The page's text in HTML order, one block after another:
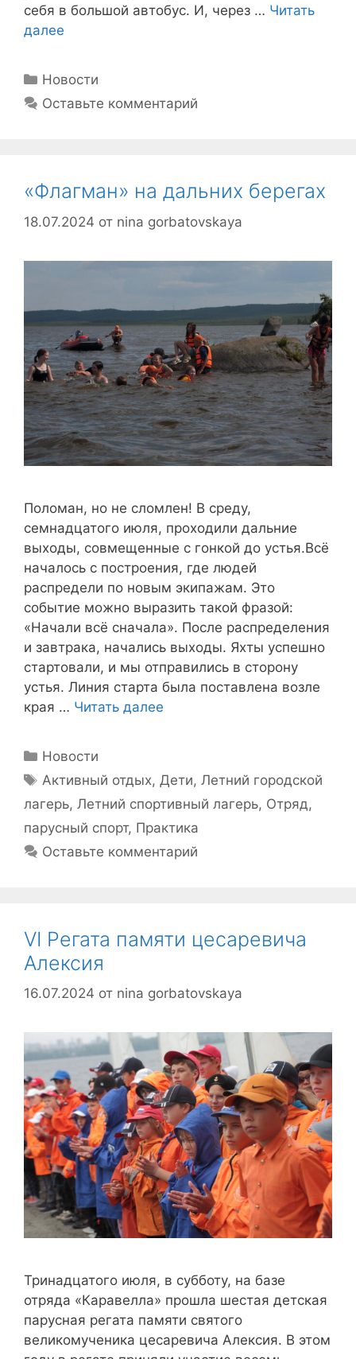
себя в большой автобус. И, через … Читать
далее
Рубрики
Новости
Оставьте комментарий
«Флагман» на дальних берегах
18.07.2024 от nina gorbatovskaya
Поломан, но не сломлен! В среду,
семнадцатого июля, проходили дальние
выходы, совмещенные с гонкой до устья.Всё
началось с построения, где людей
распредели по новым экипажам. Это
событие можно выразить такой фразой:
«Начали всё сначала». После распределения
и завтрака, начались выходы. Яхты успешно
стартовали, и мы отправились в сторону
устья. Линия старта была поставлена возле
края … Читать далее
Рубрики
Новости
Метки
Активный отдых,Дети,Летний городской
лагерь, Летний спортивный лагерь, Отряд,
парусный спорт, Практика
Оставьте комментарий
VI Регата памяти цесаревича
Алексия
16.07.2024 от nina gorbatovskaya
Тринадцатого июля, в субботу, на базе
отряда «Каравелла» прошла шестая детская
парусная регата памяти святого
великомученика цесаревича Алексия. В этом